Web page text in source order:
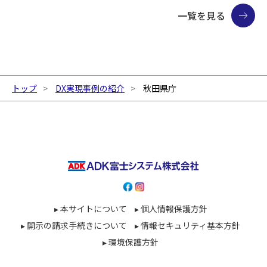
一覧を見る
トップ DX実現事例の紹介 秋田県庁
▸ 本サイトについて
▸ 個人情報保護方針
▸ 開示の請求手続きについて
▸ 情報セキュリティ基本方針
▸ 環境保護方針